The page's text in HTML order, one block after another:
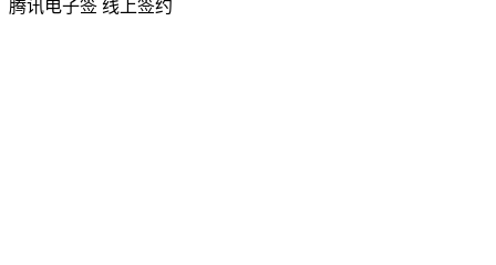
腾讯电子签 线上签约